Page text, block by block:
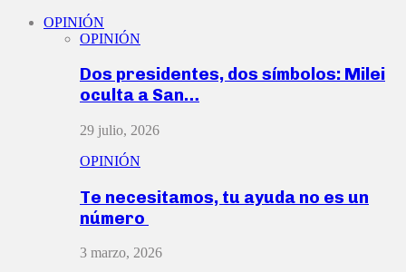
OPINIÓN
OPINIÓN
Dos presidentes, dos símbolos: Milei
oculta a San…
29 julio, 2026
OPINIÓN
Te necesitamos, tu ayuda no es un
número
3 marzo, 2026